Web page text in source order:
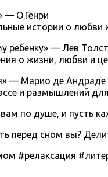
— О.Генри
истории о
ребенку» — Лев
о жизни, любви и
— Марио де Андраде
и размышлений
по душе, и пусть
перед сном вы?
#релаксация